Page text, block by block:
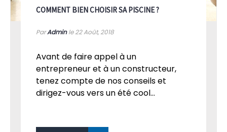
COMMENT BIEN CHOISIR SA PISCINE ?
ParAdminle 22Août, 2018
Avant de faire appel à un
entrepreneur et à un constructeur,
tenez compte de nos conseils et
dirigez-vous vers un été cool...